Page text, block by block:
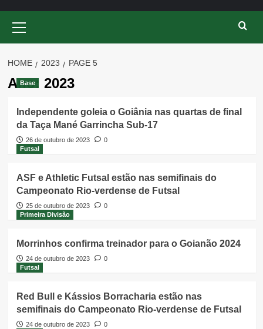
Menu
HOME 2023 PAGE 5
Ano: 2023
Base
Independente goleia o Goiânia nas quartas de final
da Taça Mané Garrincha Sub-17
26 de outubro de 2023
0
Futsal
ASF e Athletic Futsal estão nas semifinais do
Campeonato Rio-verdense de Futsal
25 de outubro de 2023
0
Primeira Divisão
Morrinhos confirma treinador para o Goianão 2024
24 de outubro de 2023
0
Futsal
Red Bull e Kássios Borracharia estão nas
semifinais do Campeonato Rio-verdense de Futsal
24 de outubro de 2023
0